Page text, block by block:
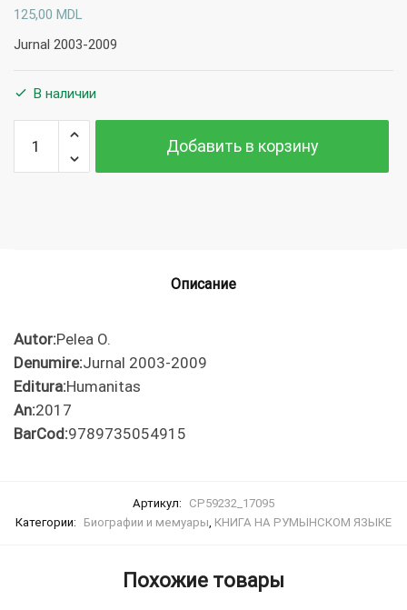
125,00 MDL
Jurnal 2003-2009
В наличии
Количество
Pelea O.
Jurnal 2003-
Добавить в корзину
Описание
Autor:Pelea O.
Denumire:Jurnal 2003-2009
Editura:Humanitas
An:2017
BarCod:9789735054915
Артикул:
CP59232_17095
Категории:
Биографии и мемуары, КНИГА НА РУМЫНСКОМ ЯЗЫКЕ
Похожие товары